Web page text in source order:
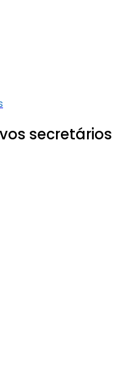
secretários